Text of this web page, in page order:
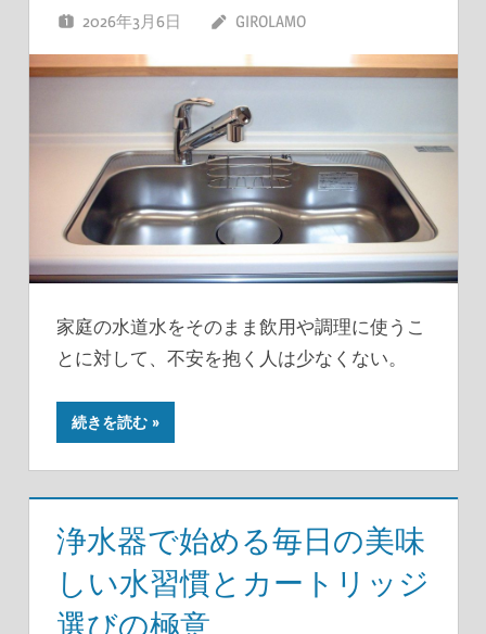
2026年3月6日 GIROLAMO
家庭の水道水をそのまま飲用や調理に使うこ
とに対して、不安を抱く人は少なくない。
続きを読む
浄水器で始める毎日の美味
しい水習慣とカートリッジ
選びの極意